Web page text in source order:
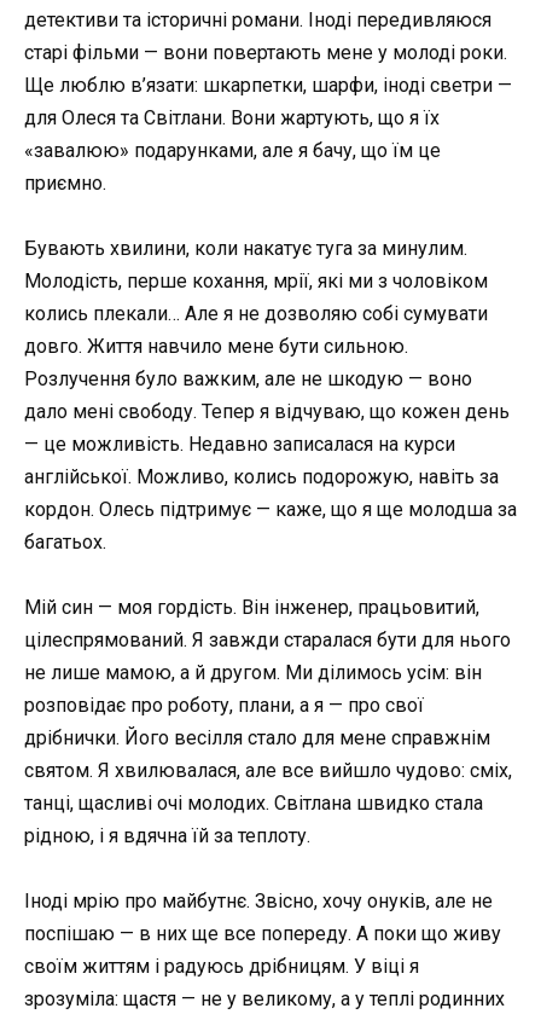
детективи та історичні романи. Іноді передивляюся
старі фільми — вони повертають мене у молоді роки.
Ще люблю в’язати: шкарпетки, шарфи, іноді светри —
для Олеся та Світлани. Вони жартують, що я їх
«завалюю» подарунками, але я бачу, що їм це
приємно.
Бувають хвилини, коли накатує туга за минулим.
Молодість, перше кохання, мрії, які ми з чоловіком
колись плекали… Але я не дозволяю собі сумувати
довго. Життя навчило мене бути сильною.
Розлучення було важким, але не шкодую — воно
дало мені свободу. Тепер я відчуваю, що кожен день
— це можливість. Недавно записалася на курси
англійської. Можливо, колись подорожую, навіть за
кордон. Олесь підтримує — каже, що я ще молодша за
багатьох.
Мій син — моя гордість. Він інженер, працьовитий,
цілеспрямований. Я завжди старалася бути для нього
не лише мамою, а й другом. Ми ділимось усім: він
розповідає про роботу, плани, а я — про свої
дрібнички. Його весілля стало для мене справжнім
святом. Я хвилювалася, але все вийшло чудово: сміх,
танці, щасливі очі молодих. Світлана швидко стала
рідною, і я вдячна їй за теплоту.
Іноді мрію про майбутнє. Звісно, хочу онуків, але не
поспішаю — в них ще все попереду. А поки що живу
своїм життям і радуюсь дрібницям. У віці я
зрозуміла: щастя — не у великому, а у теплі родинних